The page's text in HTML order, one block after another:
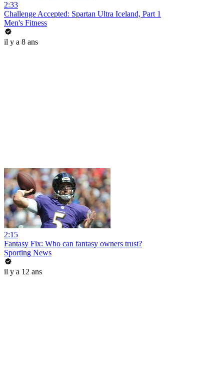
2:33
Challenge Accepted: Spartan Ultra Iceland, Part 1
Men's Fitness
il y a 8 ans
2:15
Fantasy Fix: Who can fantasy owners trust?
Sporting News
il y a 12 ans